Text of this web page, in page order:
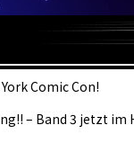
York Comic Con!
– Band 3 jetzt im